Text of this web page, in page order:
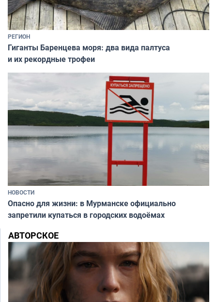
РЕГИОН
Гиганты Баренцева моря: два вида палтуса
и их рекордные трофеи
НОВОСТИ
Опасно для жизни: в Мурманске официально
запретили купаться в городских водоёмах
АВТОРСКОЕ